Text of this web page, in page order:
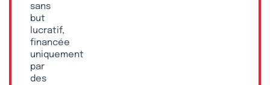
sans
but
lucratif,
financée
uniquement
par
des